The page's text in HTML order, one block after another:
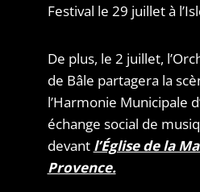
Festival le 29 juillet à
De plus, le 2 juillet,
de Bâle partagera la
l’Harmonie Municipale
échange social de
devant l’Église de la
Provence.